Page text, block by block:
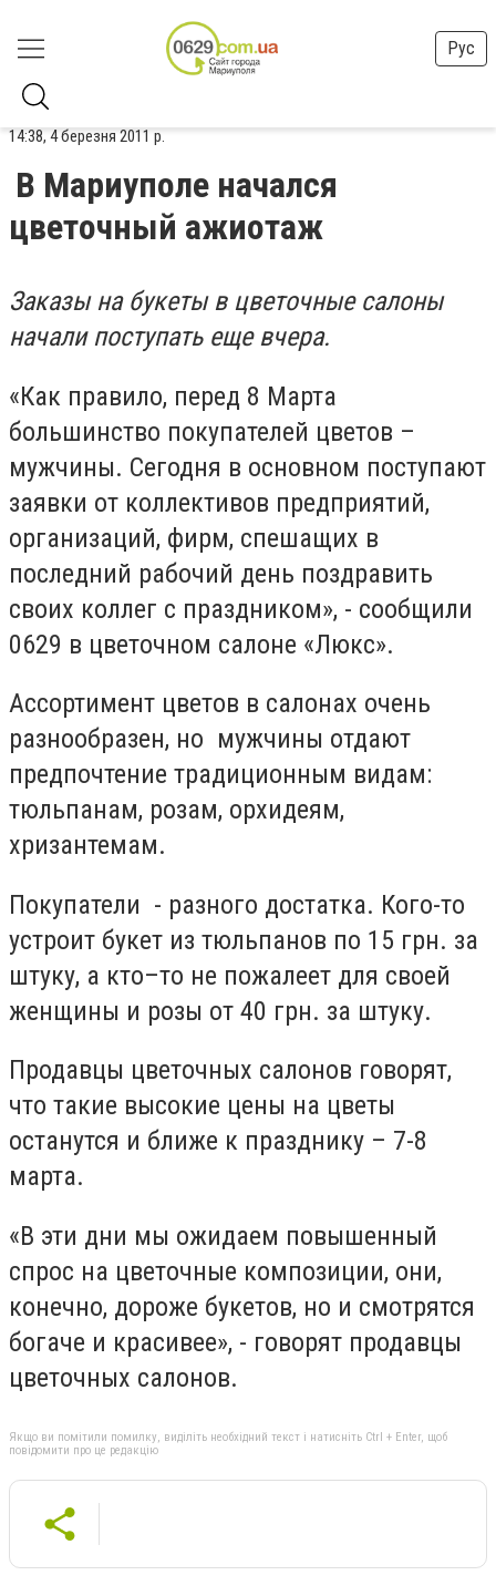
Рус
14:38, 4 березня 2011 р.
В Мариуполе начался
цветочный ажиотаж
Заказы на букеты в цветочные салоны
начали поступать еще вчера.
«Как правило, перед 8 Марта
большинство покупателей цветов –
мужчины. Сегодня в основном поступают
заявки от коллективов предприятий,
организаций, фирм, спешащих в
последний рабочий день поздравить
своих коллег с праздником», - сообщили
0629 в цветочном салоне «Люкс».
Ассортимент цветов в салонах очень
разнообразен, но мужчины отдают
предпочтение традиционным видам:
тюльпанам, розам, орхидеям,
хризантемам.
Покупатели - разного достатка. Кого-то
устроит букет из тюльпанов по 15 грн. за
штуку, а кто–то не пожалеет для своей
женщины и розы от 40 грн. за штуку.
Продавцы цветочных салонов говорят,
что такие высокие цены на цветы
останутся и ближе к празднику – 7-8
марта.
«В эти дни мы ожидаем повышенный
спрос на цветочные композиции, они,
конечно, дороже букетов, но и смотрятся
богаче и красивее», - говорят продавцы
цветочных салонов.
Якщо ви помітили помилку, виділіть необхідний текст і натисніть Ctrl + Enter, щоб
повідомити про це редакцію